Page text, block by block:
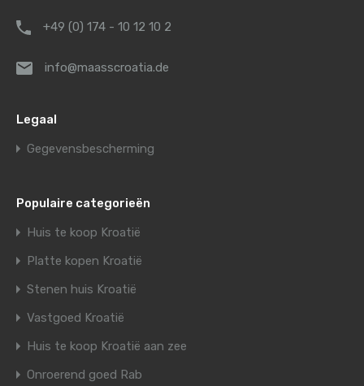
+49 (0) 174 - 10 12 10 2
info@maasscroatia.de
Legaal
Gegevensbescherming
Populaire categorieën
Huis te koop Kroatië
Platte kopen Kroatië
Stenen huis Kroatië
Vastgoed Kroatië
Huis te koop Kroatië aan zee
Onroerend goed Rab